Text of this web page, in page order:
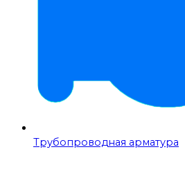
Трубопроводная арматура